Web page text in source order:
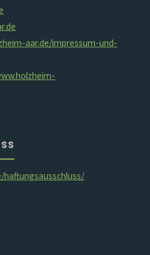
aar.de/impressum-und-